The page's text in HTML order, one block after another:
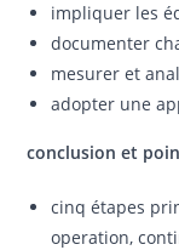
impliquer les
documenter
mesurer et
adopter une
conclusion et
cinq étapes
operation,